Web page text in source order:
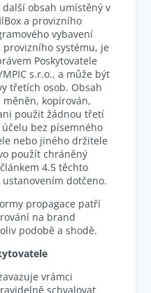
obsah umístěný v
a provizního
vybavení
systému, je
Poskytovatele
s.r.o., a může být
třetích osob. Obsah
kopírován,
použit žádnou třetí
bez písemného
nebo jiného držitele
použít chráněný
4.5 těchto
dotčeno.
propagace patří
na brand
podobě a shodě.
vrámci
schvalovat